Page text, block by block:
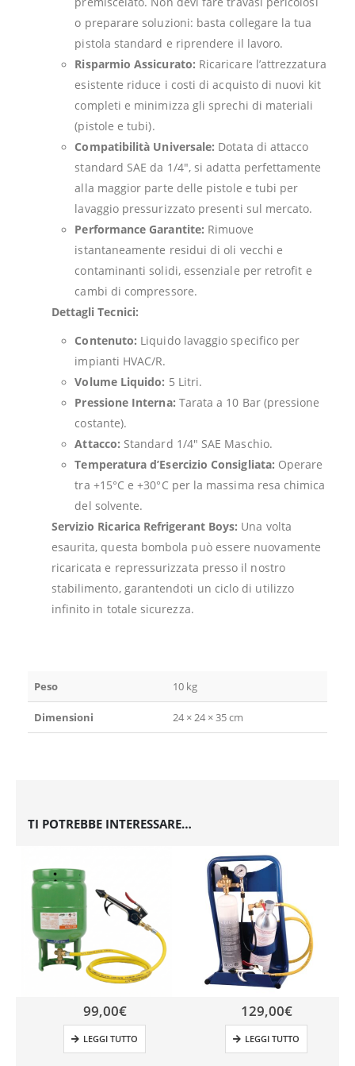
o preparare soluzioni: basta collegare la tua
pistola standard e riprendere il lavoro.
Risparmio Assicurato: Ricaricare l’attrezzatura
esistente riduce i costi di acquisto di nuovi kit
completi e minimizza gli sprechi di materiali
(pistole e tubi).
Compatibilità Universale: Dotata di attacco
standard SAE da 1/4″, si adatta perfettamente
alla maggior parte delle pistole e tubi per
lavaggio pressurizzato presenti sul mercato.
Performance Garantite: Rimuove
istantaneamente residui di oli vecchi e
contaminanti solidi, essenziale per retrofit e
cambi di compressore.
Dettagli Tecnici:
Contenuto: Liquido lavaggio specifico per
impianti HVAC/R.
Volume Liquido: 5 Litri.
Pressione Interna: Tarata a 10 Bar (pressione
costante).
Attacco: Standard 1/4″ SAE Maschio.
Temperatura d’Esercizio Consigliata: Operare
tra +15°C e +30°C per la massima resa chimica
del solvente.
Servizio Ricarica Refrigerant Boys: Una volta
esaurita, questa bombola può essere nuovamente
ricaricata e repressurizzata presso il nostro
stabilimento, garantendoti un ciclo di utilizzo
infinito in totale sicurezza.
Peso 10 kg
Dimensioni 24 × 24 × 35 cm
TI POTREBBE INTERESSARE…
99,00€
LEGGI TUTTO
129,00€
LEGGI TUTTO